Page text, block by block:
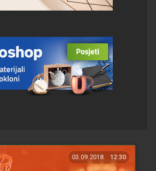
03.09.2018. 12:30